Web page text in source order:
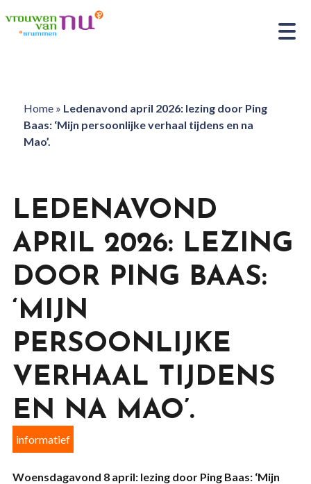
Home» Ledenavond april 2026: lezing door Ping
Baas: ‘Mijn persoonlijke verhaal tijdens en na
Mao’.
LEDENAVOND
APRIL 2026: LEZING
DOOR PING BAAS:
‘MIJN
PERSOONLIJKE
VERHAAL TIJDENS
EN NA MAO’.
informatief
Woensdagavond 8 april: lezing door Ping Baas: ‘Mijn